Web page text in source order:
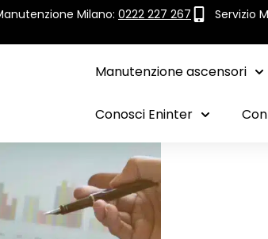
Milano: 0222 227 267 Servizio
Manutenzione ascensori
Conosci Eninter